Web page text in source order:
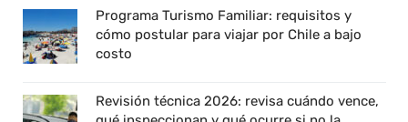
Programa Turismo Familiar: requisitos y
cómo postular para viajar por Chile a bajo
costo
Revisión técnica 2026: revisa cuándo vence,